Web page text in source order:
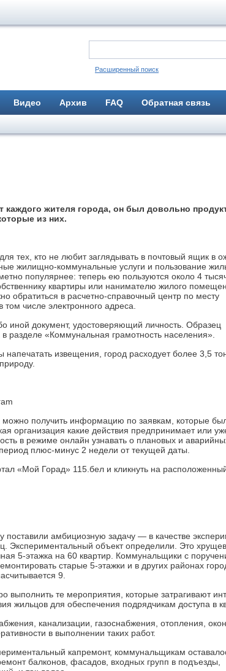
Расширенный поиск
Видео Архив FAQ Обратная связь
каждого жителя города, он был довольно
из них.
тех, кто не любит заглядывать в поч­товый ящик в
жилищно-коммунальные услуги и пользование
популярнее: теперь ею пользуются около 4
квартиры или нанимателю жилого
обратиться в расчетно-справочный центр по месту
числе электронного ­адреса.
иной документ, удостоверяющий личность. Образец
разделе «Коммунальная грамотность населения».
извещения, город расходует более 3,5
получить информацию по заявкам, которые
организация какие действия предпринимает или
в режиме онлайн узнавать о плановых и
плюс-минус 2 недели от текущей даты.
«Мой Горад» 115.бел и кликнуть на
амбициозную задачу — в качестве
Экспериментальный объект определили. Это
5-этажка на 60 квартир. Коммунальщики с
старые 5-этажки и в других районах
9.
те мероприятия, которые затрагивают
жильцов для обеспечения подрядчикам доступа в
канализации, газоснабжения, отопления,
в выполнении таких работ.
капремонт, коммунальщикам
балконов, фасадов, входных групп в подъезды,